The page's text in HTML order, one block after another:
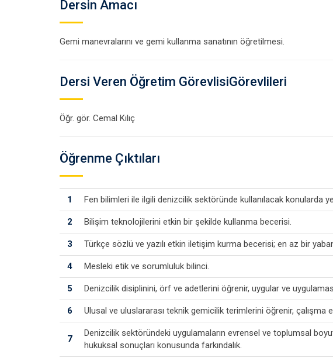
Dersin Amacı
Gemi manevralarını ve gemi kullanma sanatının öğretilmesi.
Dersi Veren Öğretim GörevlisiGörevlileri
Öğr. gör. Cemal Kılıç
Öğrenme Çıktıları
1 Fen bilimleri ile ilgili denizcilik sektöründe kullanılacak konularda
2 Bilişim teknolojilerini etkin bir şekilde kullanma becerisi.
3 Türkçe sözlü ve yazılı etkin iletişim kurma becerisi; en az bir
4 Mesleki etik ve sorumluluk bilinci.
5 Denizcilik disiplinini, örf ve adetlerini öğrenir, uygular ve
6 Ulusal ve uluslararası teknik gemicilik terimlerini öğrenir, çalışma
7
Denizcilik sektöründeki uygulamaların evrensel ve toplumsal
hukuksal sonuçları konusunda farkındalık.